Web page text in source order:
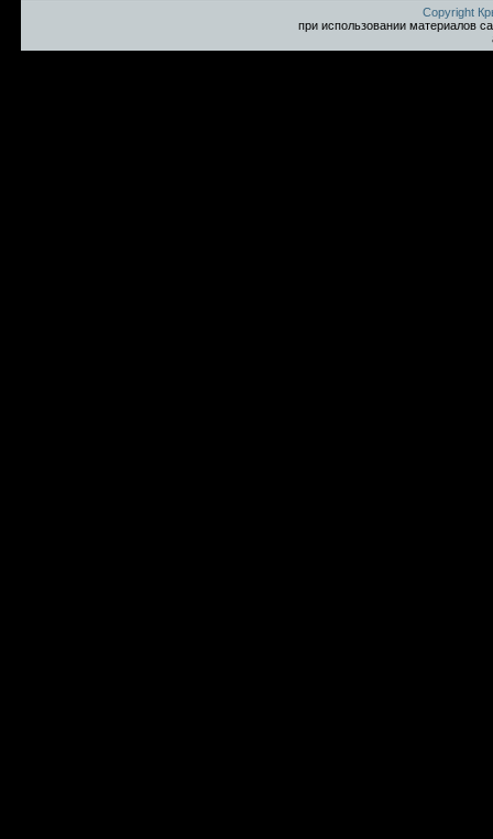
Copyright
при использовании материалов